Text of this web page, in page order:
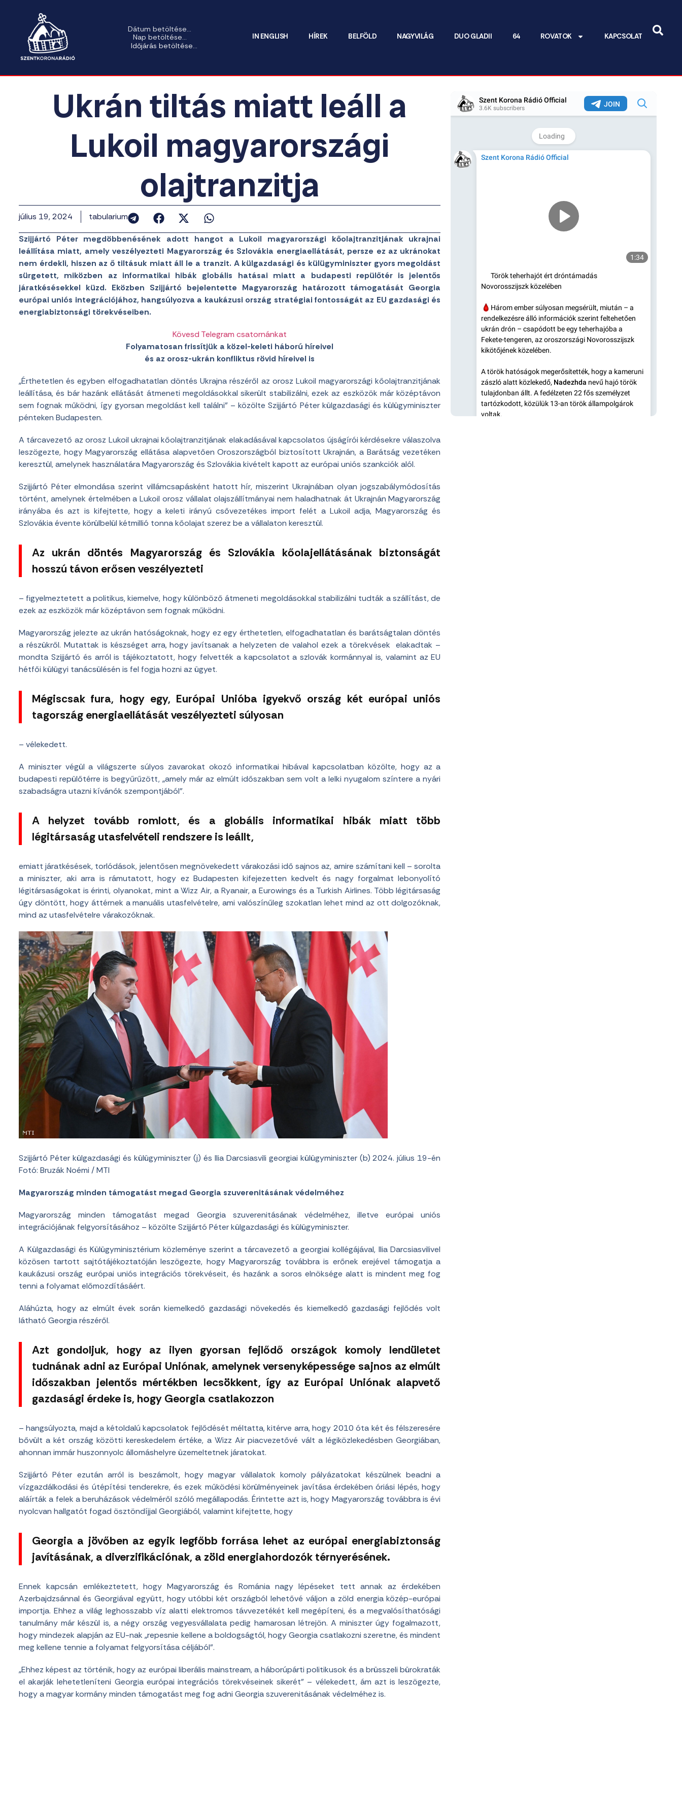
Dátum betöltése...
Nap betöltése...
Időjárás betöltése...
IN ENGLISH HÍREK BELFÖLD NAGYVILÁG DUO GLADII 64 ROVATOK KAPCSOLAT
Ukrán tiltás miatt leáll a
Lukoil magyarországi
olajtranzitja
július 19, 2024 tabularium
Szijjártó Péter megdöbbenésének adott hangot a Lukoil magyarországi kőolajtranzitjának ukrajnai
leállítása miatt, amely veszélyezteti Magyarország és Szlovákia energiaellátását, persze ez az ukránokat
nem érdekli, hiszen az ő tiltásuk miatt áll le a tranzit. A külgazdasági és külügyminiszter gyors megoldást
sürgetett, miközben az informatikai hibák globális hatásai miatt a budapesti repülőtér is jelentős
járatkésésekkel küzd. Eközben Szijjártó bejelentette Magyarország határozott támogatását Georgia
európai uniós integrációjához, hangsúlyozva a kaukázusi ország stratégiai fontosságát az EU gazdasági és
energiabiztonsági törekvéseiben.
Kövesd Telegram csatornánkat
Folyamatosan frissítjük a közel-keleti háború híreivel
és az orosz-ukrán konfliktus rövid híreivel is
„Érthetetlen és egyben elfogadhatatlan döntés Ukrajna részéről az orosz Lukoil magyarországi kőolajtranzitjának
leállítása, és bár hazánk ellátását átmeneti megoldásokkal sikerült stabilizálni, ezek az eszközök már középtávon
sem fognak működni, így gyorsan megoldást kell találni” – közölte Szijjártó Péter külgazdasági és külügyminiszter
pénteken Budapesten.
A tárcavezető az orosz Lukoil ukrajnai kőolajtranzitjának elakadásával kapcsolatos újságírói kérdésekre válaszolva
leszögezte, hogy Magyarország ellátása alapvetően Oroszországból biztosított Ukrajnán, a Barátság vezetéken
keresztül, amelynek használatára Magyarország és Szlovákia kivételt kapott az európai uniós szankciók alól.
Szijjártó Péter elmondása szerint villámcsapásként hatott hír, miszerint Ukrajnában olyan jogszabálymódosítás
történt, amelynek értelmében a Lukoil orosz vállalat olajszállítmányai nem haladhatnak át Ukrajnán Magyarország
irányába és azt is kifejtette, hogy a keleti irányú csővezetékes import felét a Lukoil adja, Magyarország és
Szlovákia évente körülbelül kétmillió tonna kőolajat szerez be a vállalaton keresztül.
Az ukrán döntés Magyarország és Szlovákia kőolajellátásának biztonságát
hosszú távon erősen veszélyezteti
– figyelmeztetett a politikus, kiemelve, hogy különböző átmeneti megoldásokkal stabilizálni tudták a szállítást, de
ezek az eszközök már középtávon sem fognak működni.
Magyarország jelezte az ukrán hatóságoknak, hogy ez egy érthetetlen, elfogadhatatlan és barátságtalan döntés
a részükről. Mutattak is készséget arra, hogy javítsanak a helyzeten de valahol ezek a törekvések elakadtak –
mondta Szijjártó és arról is tájékoztatott, hogy felvették a kapcsolatot a szlovák kormánnyal is, valamint az EU
hétfői külügyi tanácsülésén is fel fogja hozni az ügyet.
Mégiscsak fura, hogy egy, Európai Unióba igyekvő ország két európai uniós
tagország energiaellátását veszélyezteti súlyosan
– vélekedett.
A miniszter végül a világszerte súlyos zavarokat okozó informatikai hibával kapcsolatban közölte, hogy az a
budapesti repülőtérre is begyűrűzött, „amely már az elmúlt időszakban sem volt a lelki nyugalom színtere a nyári
szabadságra utazni kívánók szempontjából”.
A helyzet tovább romlott, és a globális informatikai hibák miatt több
légitársaság utasfelvételi rendszere is leállt,
emiatt járatkésések, torlódások, jelentősen megnövekedett várakozási idő sajnos az, amire számítani kell – sorolta
a miniszter, aki arra is rámutatott, hogy ez Budapesten kifejezetten kedvelt és nagy forgalmat lebonyolító
légitársaságokat is érinti, olyanokat, mint a Wizz Air, a Ryanair, a Eurowings és a Turkish Airlines. Több légitársaság
úgy döntött, hogy áttérnek a manuális utasfelvételre, ami valószínűleg szokatlan lehet mind az ott dolgozóknak,
mind az utasfelvételre várakozóknak.
Szijjártó Péter külgazdasági és külügyminiszter (j) és Ilia Darcsiasvili georgiai külügyminiszter (b) 2024. július 19-én
Fotó: Bruzák Noémi / MTI
Magyarország minden támogatást megad Georgia szuverenitásának védelméhez
Magyarország minden támogatást megad Georgia szuverenitásának védelméhez, illetve európai uniós
integrációjának felgyorsításához – közölte Szijjártó Péter külgazdasági és külügyminiszter.
A Külgazdasági és Külügyminisztérium közleménye szerint a tárcavezető a georgiai kollégájával, Ilia Darcsiasvilivel
közösen tartott sajtótájékoztatóján leszögezte, hogy Magyarország továbbra is erőnek erejével támogatja a
kaukázusi ország európai uniós integrációs törekvéseit, és hazánk a soros elnöksége alatt is mindent meg fog
tenni a folyamat előmozdításáért.
Aláhúzta, hogy az elmúlt évek során kiemelkedő gazdasági növekedés és kiemelkedő gazdasági fejlődés volt
látható Georgia részéről.
Azt gondoljuk, hogy az ilyen gyorsan fejlődő országok komoly lendületet
tudnának adni az Európai Uniónak, amelynek versenyképessége sajnos az elmúlt
időszakban jelentős mértékben lecsökkent, így az Európai Uniónak alapvető
gazdasági érdeke is, hogy Georgia csatlakozzon
– hangsúlyozta, majd a kétoldalú kapcsolatok fejlődését méltatta, kitérve arra, hogy 2010 óta két és félszeresére
bővült a két ország közötti kereskedelem értéke, a Wizz Air piacvezetővé vált a légiközlekedésben Georgiában,
ahonnan immár huszonnyolc állomáshelyre üzemeltetnek járatokat.
Szijjártó Péter ezután arról is beszámolt, hogy magyar vállalatok komoly pályázatokat készülnek beadni a
vízgazdálkodási és útépítési tenderekre, és ezek működési körülményeinek javítása érdekében óriási lépés, hogy
aláírták a felek a beruházások védelméről szóló megállapodás. Érintette azt is, hogy Magyarország továbbra is évi
nyolcvan hallgatót fogad ösztöndíjjal Georgiából, valamint kifejtette, hogy
Georgia a jövőben az egyik legfőbb forrása lehet az európai energiabiztonság
javításának, a diverzifikációnak, a zöld energiahordozók térnyerésének.
Ennek kapcsán emlékeztetett, hogy Magyarország és Románia nagy lépéseket tett annak az érdekében
Azerbajdzsánnal és Georgiával együtt, hogy utóbbi két országból lehetővé váljon a zöld energia közép-európai
importja. Ehhez a világ leghosszabb víz alatti elektromos távvezetékét kell megépíteni, és a megvalósíthatósági
tanulmány már készül is, a négy ország vegyesvállalata pedig hamarosan létrejön. A miniszter úgy fogalmazott,
hogy mindezek alapján az EU-nak „repesnie kellene a boldogságtól, hogy Georgia csatlakozni szeretne, és mindent
meg kellene tennie a folyamat felgyorsítása céljából”.
„Ehhez képest az történik, hogy az európai liberális mainstream, a háborúpárti politikusok és a brüsszeli bürokraták
el akarják lehetetleníteni Georgia európai integrációs törekvéseinek sikerét” – vélekedett, ám azt is leszögezte,
hogy a magyar kormány minden támogatást meg fog adni Georgia szuverenitásának védelméhez is.